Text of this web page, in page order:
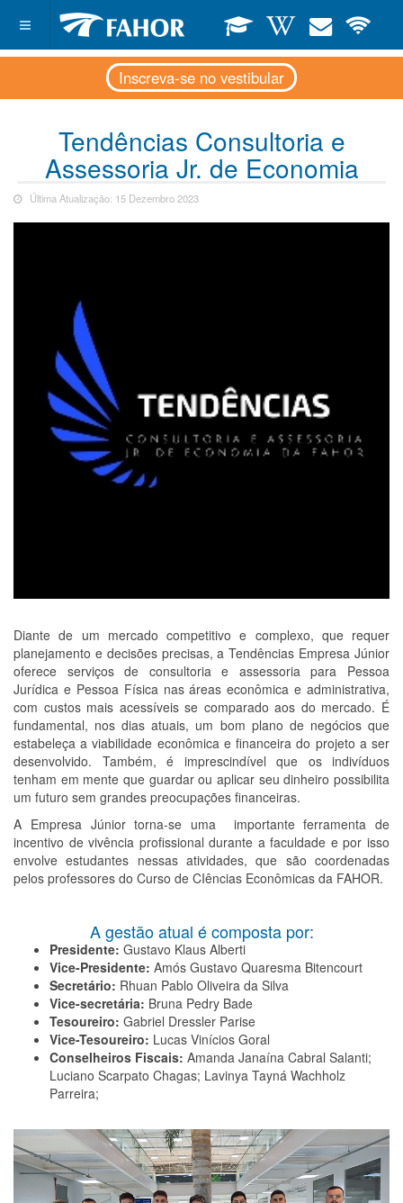
Inscreva-se no vestibular
Tendências Consultoria e
Assessoria Jr. de Economia
Última Atualização: 15 Dezembro 2023
Diante de um mercado competitivo e complexo, que requer
planejamento e decisões precisas, a Tendências Empresa Júnior
oferece serviços de consultoria e assessoria para Pessoa
Jurídica e Pessoa Física nas áreas econômica e administrativa,
com custos mais acessíveis se comparado aos do mercado. É
fundamental, nos dias atuais, um bom plano de negócios que
estabeleça a viabilidade econômica e financeira do projeto a ser
desenvolvido. Também, é imprescindível que os indivíduos
tenham em mente que guardar ou aplicar seu dinheiro possibilita
um futuro sem grandes preocupações financeiras.
A Empresa Júnior torna-se uma importante ferramenta de
incentivo de vivência profissional durante a faculdade e por isso
envolve estudantes nessas atividades, que são coordenadas
pelos professores do Curso de CIências Econômicas da FAHOR.
A gestão atual é composta por:
Presidente: Gustavo Klaus Alberti
Vice-Presidente: Amós Gustavo Quaresma Bitencourt
Secretário: Rhuan Pablo Oliveira da Silva
Vice-secretária: Bruna Pedry Bade
Tesoureiro: Gabriel Dressler Parise
Vice-Tesoureiro: Lucas Vinícios Goral
Conselheiros Fiscais: Amanda Janaína Cabral Salanti;
Luciano Scarpato Chagas; Lavinya Tayná Wachholz
Parreira;